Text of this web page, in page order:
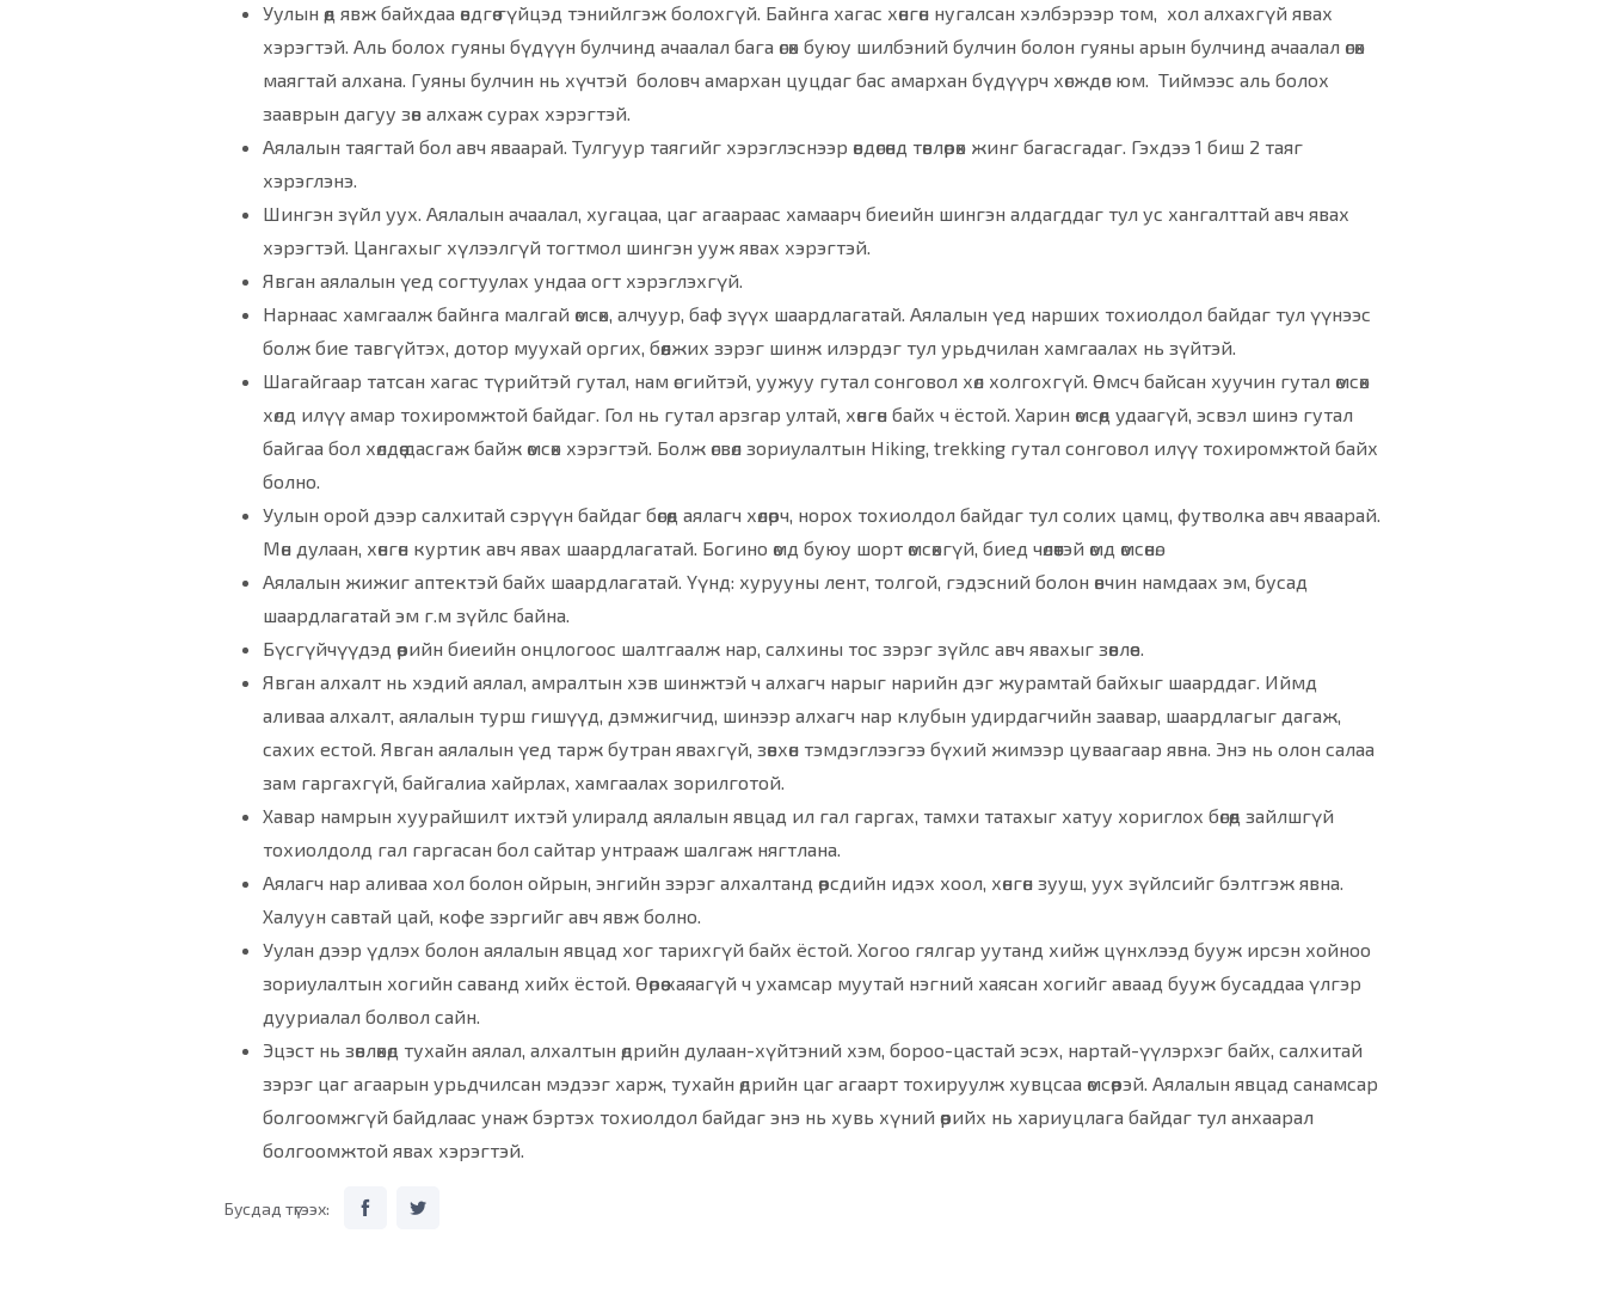
Уулын өөд явж байхдаа өвдгөө гүйцэд тэнийлгэж болохгүй. Байнга хагас хөнгөн нугалсан хэлбэрээр том, хол алхахгүй явах
хэрэгтэй. Аль болох гуяны бүдүүн булчинд ачаалал бага өгөх буюу шилбэний булчин болон гуяны арын булчинд ачаалал өгөх
маягтай алхана. Гуяны булчин нь хүчтэй боловч амархан цуцдаг бас амархан бүдүүрч хөгждөг юм. Тиймээс аль болох
зааврын дагуу зөв алхаж сурах хэрэгтэй.
Аялалын таягтай бол авч яваарай. Тулгуур таягийг хэрэглэснээр өвдөгөнд төвлөрөх жинг багасгадаг. Гэхдээ 1 биш 2 таяг
хэрэглэнэ.
Шингэн зүйл уух. Аялалын ачаалал, хугацаа, цаг агаараас хамаарч биеийн шингэн алдагддаг тул ус хангалттай авч явах
хэрэгтэй. Цангахыг хүлээлгүй тогтмол шингэн ууж явах хэрэгтэй.
Явган аялалын үед согтуулах ундаа огт хэрэглэхгүй.
Нарнаас хамгаалж байнга малгай өмсөх, алчуур, баф зүүх шаардлагатай. Аялалын үед нарших тохиолдол байдаг тул үүнээс
болж бие тавгүйтэх, дотор муухай оргих, бөөлжих зэрэг шинж илэрдэг тул урьдчилан хамгаалах нь зүйтэй.
Шагайгаар татсан хагас түрийтэй гутал, нам өсгийтэй, уужуу гутал сонговол хөл холгохгүй. Өмсч байсан хуучин гутал өмсөх
хөлд илүү амар тохиромжтой байдаг. Гол нь гутал арзгар ултай, хөнгөн байх ч ёстой. Харин өмсөөд удаагүй, эсвэл шинэ гутал
байгаа бол хөлдөө дасгаж байж өмсөх хэрэгтэй. Болж өгвөл зориулалтын Hiking, trekking гутал сонговол илүү тохиромжтой байх
болно.
Уулын орой дээр салхитай сэрүүн байдаг бөгөөд аялагч хөлөрч, норох тохиолдол байдаг тул солих цамц, футволка авч яваарай.
Мөн дулаан, хөнгөн куртик авч явах шаардлагатай. Богино өмд буюу шорт өмсөхгүй, биед чөлөөтэй өмд өмсөнө.
Аялалын жижиг аптектэй байх шаардлагатай. Үүнд: хурууны лент, толгой, гэдэсний болон өвчин намдаах эм, бусад
шаардлагатай эм г.м зүйлс байна.
Бүсгүйчүүдэд өөрийн биеийн онцлогоос шалтгаалж нар, салхины тос зэрэг зүйлс авч явахыг зөвлөе.
Явган алхалт нь хэдий аялал, амралтын хэв шинжтэй ч алхагч нарыг нарийн дэг журамтай байхыг шаарддаг. Иймд
аливаа алхалт, аялалын турш гишүүд, дэмжигчид, шинээр алхагч нар клубын удирдагчийн заавар, шаардлагыг дагаж,
сахих естой. Явган аялалын үед тарж бутран явахгүй, зөвхөн тэмдэглээгээ бүхий жимээр цуваагаар явна. Энэ нь олон салаа
зам гаргахгүй, байгалиа хайрлах, хамгаалах зорилготой.
Хавар намрын хуурайшилт ихтэй улиралд аялалын явцад ил гал гаргах, тамхи татахыг хатуу хориглох бөгөөд зайлшгүй
тохиолдолд гал гаргасан бол сайтар унтрааж шалгаж нягтлана.
Аялагч нар аливаа хол болон ойрын, энгийн зэрэг алхалтанд өөрсдийн идэх хоол, хөнгөн зууш, уух зүйлсийг бэлтгэж явна.
Халуун савтай цай, кофе зэргийг авч явж болно.
Уулан дээр үдлэх болон аялалын явцад хог тарихгүй байх ёстой. Хогоо гялгар уутанд хийж цүнхлээд бууж ирсэн хойноо
зориулалтын хогийн саванд хийх ёстой. Өөрөө хаяагүй ч ухамсар муутай нэгний хаясан хогийг аваад бууж бусаддаа үлгэр
дууриалал болвол сайн.
Эцэст нь зөвлөхөд тухайн аялал, алхалтын өдрийн дулаан-хүйтэний хэм, бороо-цастай эсэх, нартай-үүлэрхэг байх, салхитай
зэрэг цаг агаарын урьдчилсан мэдээг харж, тухайн өдрийн цаг агаарт тохируулж хувцсаа өмсөөрэй. Аялалын явцад санамсар
болгоомжгүй байдлаас унаж бэртэх тохиолдол байдаг энэ нь хувь хүний өөрийх нь хариуцлага байдаг тул анхаарал
болгоомжтой явах хэрэгтэй.
Бусдад түгээх: